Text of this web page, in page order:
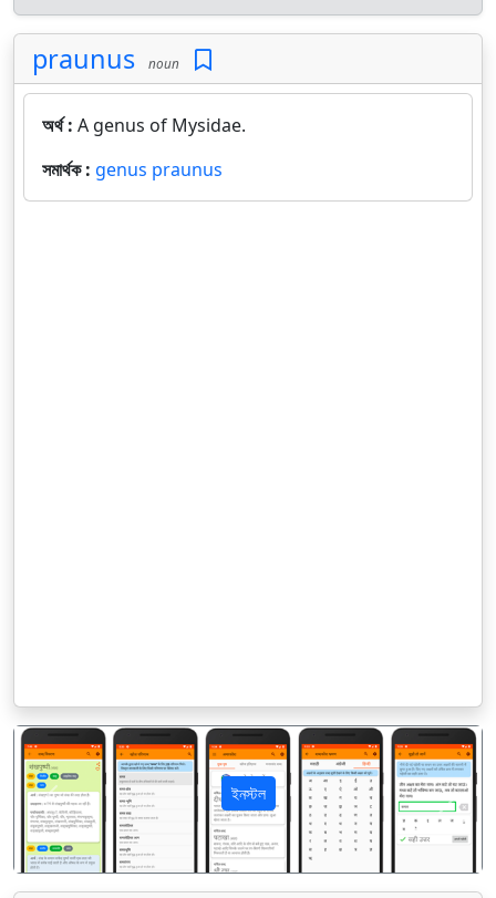
praunus noun
অর্থ : A genus of Mysidae.
সমার্থক : genus praunus
ইনস্টল
पिछला अगला